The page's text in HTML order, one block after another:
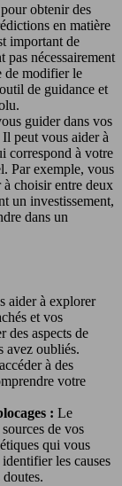
obtenir des
en matière
important de
pas nécessairement
de modifier le
de guidance et
guider dans vos
peut vous aider à
correspond à votre
Par exemple, vous
choisir entre deux
un investissement,
dans un
aider à explorer
et vos
des aspects de
avez oubliés.
à des
votre
: Le
de vos
qui vous
les causes